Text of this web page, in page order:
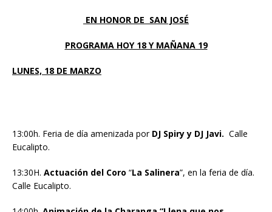
EN HONOR DE SAN JOSÉ
PROGRAMA HOY 18 Y MAÑANA 19
LUNES, 18 DE MARZO
13:00h. Feria de día amenizada por DJ Spiry y DJ Javi. Calle
Eucalipto.
13:30H. Actuación del Coro “La Salinera”, en la feria de día.
Calle Eucalipto.